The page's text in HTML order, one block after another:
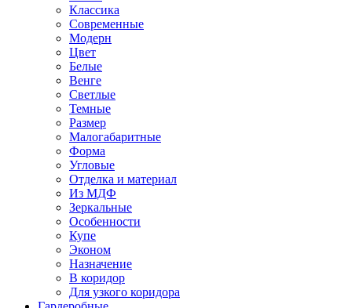
Классика
Современные
Модерн
Цвет
Белые
Венге
Светлые
Темные
Размер
Малогабаритные
Форма
Угловые
Отделка и материал
Из МДФ
Зеркальные
Особенности
Купе
Эконом
Назначение
В коридор
Для узкого коридора